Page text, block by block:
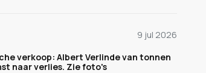
9 jul 2026
verkoop: Albert Verlinde van tonnen
naar verlies. Zie foto's